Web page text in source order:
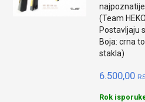
(Team
Postavljaju
Boja: crna
stakla)
6.500,00
Rok